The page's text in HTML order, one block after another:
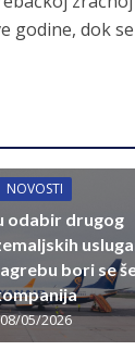
godine, dok
NOVOSTI
odabir drugog
bori se
08/05/2026